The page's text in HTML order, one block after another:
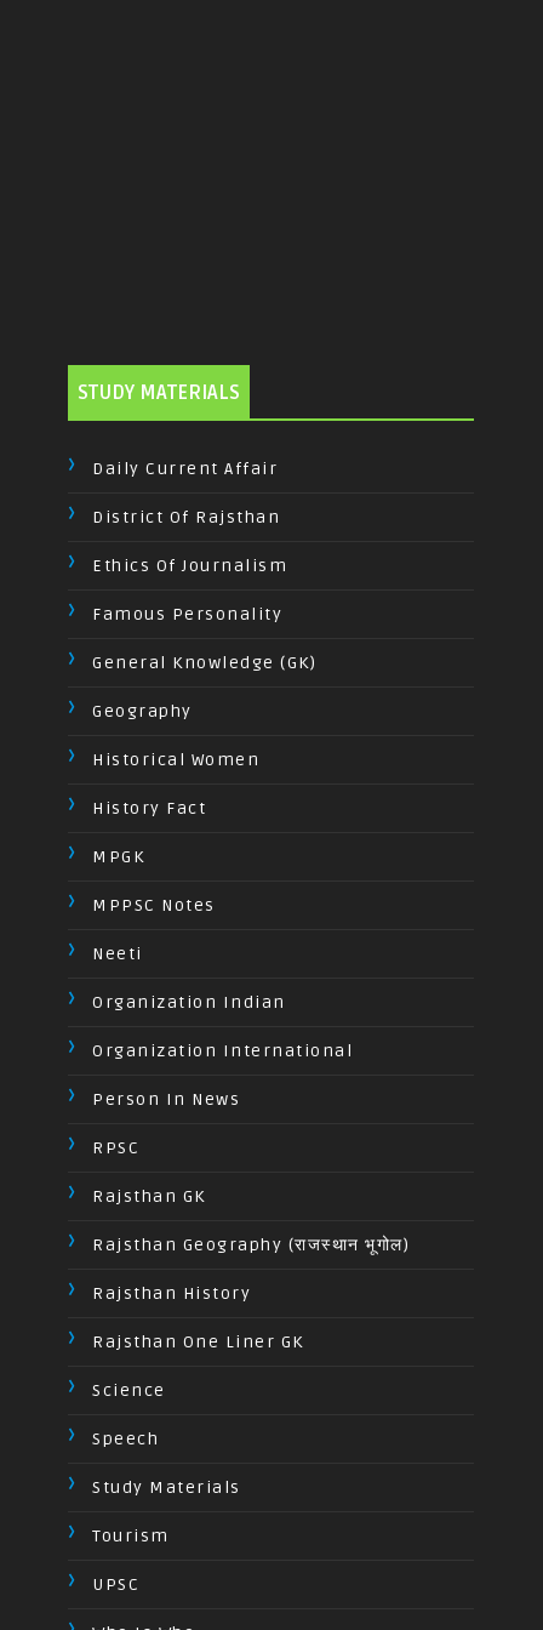
STUDY MATERIALS
Daily Current Affair
District Of Rajsthan
Ethics Of Journalism
Famous Personality
General Knowledge (GK)
Geography
Historical Women
History Fact
MPGK
MPPSC Notes
Neeti
Organization Indian
Organization International
Person In News
RPSC
Rajsthan GK
Rajsthan Geography (राजस्थान भूगोल)
Rajsthan History
Rajsthan One Liner GK
Science
Speech
Study Materials
Tourism
UPSC